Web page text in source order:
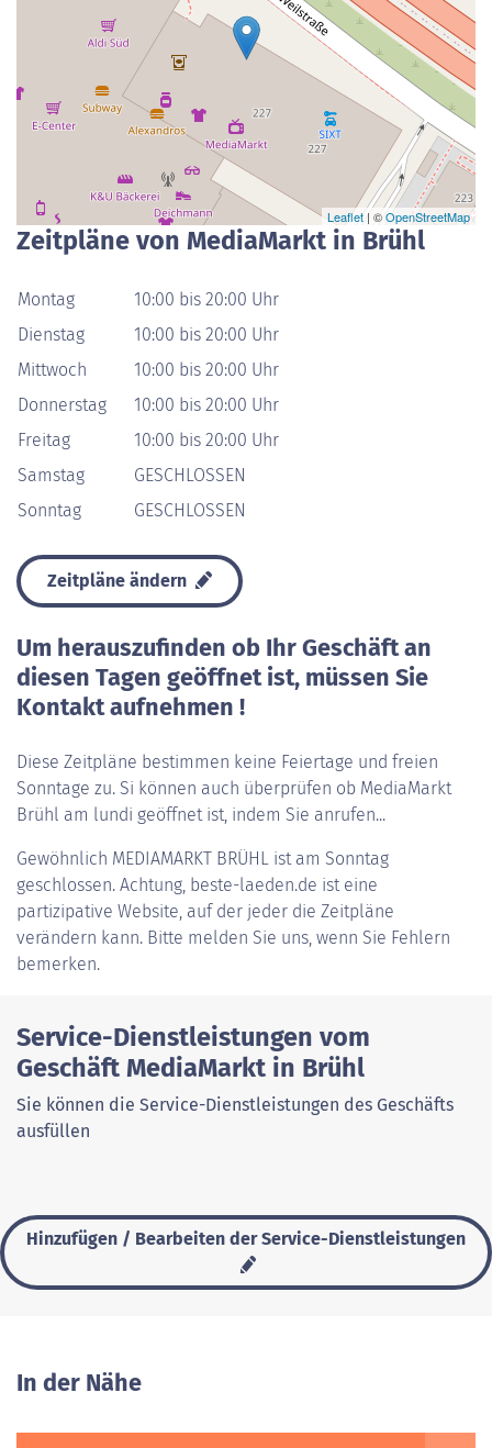
Leaflet | ©OpenStreetMap
Zeitpläne von MediaMarkt in Brühl
Montag
10:00 bis 20:00 Uhr
Dienstag
10:00 bis 20:00 Uhr
Mittwoch
10:00 bis 20:00 Uhr
Donnerstag
10:00 bis 20:00 Uhr
Freitag
10:00 bis 20:00 Uhr
Samstag
GESCHLOSSEN
Sonntag
GESCHLOSSEN
Zeitpläne ändern
Um herauszufinden ob Ihr Geschäft an
diesen Tagen geöffnet ist, müssen Sie
Kontakt aufnehmen !
Diese Zeitpläne bestimmen keine Feiertage und freien
Sonntage zu. Si können auch überprüfen ob MediaMarkt
Brühl am lundi geöffnet ist, indem Sie anrufen...
Gewöhnlich MEDIAMARKT BRÜHL ist am Sonntag
geschlossen. Achtung, beste-laeden.de ist eine
partizipative Website, auf der jeder die Zeitpläne
verändern kann. Bitte melden Sie uns, wenn Sie Fehlern
bemerken.
Service-Dienstleistungen vom
Geschäft MediaMarkt in Brühl
Sie können die Service-Dienstleistungen des Geschäfts
ausfüllen
Hinzufügen / Bearbeiten der Service-Dienstleistungen
In der Nähe